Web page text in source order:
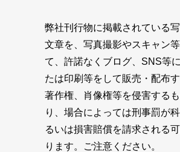
弊社刊行物に掲載されている
文章を、写真撮影やスキャン
て、許諾なくブログ、SNS等
たは印刷等をして販売・配布
著作権、肖像権等を侵害する
り、場合によっては刑事罰が
るいは損害賠償を請求される
ります。ご注意ください。